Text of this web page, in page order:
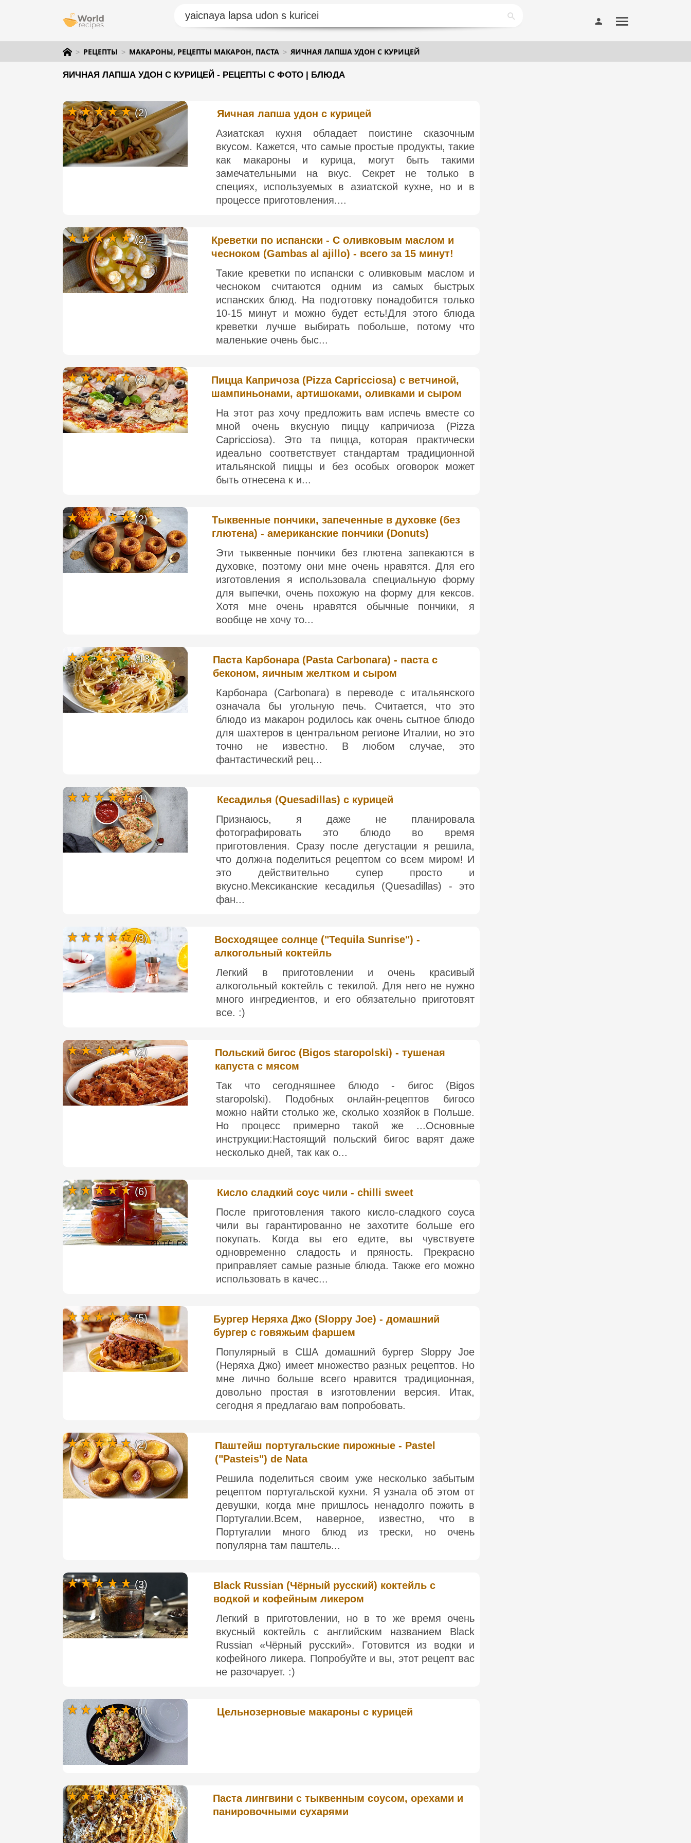
РЕЦЕПТЫ МАКАРОНЫ, РЕЦЕПТЫ МАКАРОН, ПАСТА ЯИЧНАЯ ЛАПША УДОН С КУРИЦЕЙ
ЯИЧНАЯ ЛАПША УДОН С КУРИЦЕЙ - РЕЦЕПТЫ С ФОТО | БЛЮДА
Яичная лапша удон с курицей
Азиатская кухня обладает поистине сказочным
вкусом. Кажется, что самые простые продукты, такие
как макароны и курица, могут быть такими
замечательными на вкус. Секрет не только в
специях, используемых в азиатской кухне, но и в
процессе приготовления....
(2)
Креветки по испански - С оливковым маслом и
чесноком (Gambas al ajillo) - всего за 15 минут!
Такие креветки по испански с оливковым маслом и
чесноком считаются одним из самых быстрых
испанских блюд. На подготовку понадобится только
10-15 минут и можно будет есть!Для этого блюда
креветки лучше выбирать побольше, потому что
маленькие очень быс...
(2)
Пицца Капричоза (Pizza Capricciosa) с ветчиной,
шампиньонами, артишоками, оливками и сыром
На этот раз хочу предложить вам испечь вместе со
мной очень вкусную пиццу капричиоза (Pizza
Capricciosa). Это та пицца, которая практически
идеально соответствует стандартам традиционной
итальянской пиццы и без особых оговорок может
быть отнесена к и...
(2)
Тыквенные пончики, запеченные в духовке (без
глютена) - американские пончики (Donuts)
Эти тыквенные пончики без глютена запекаются в
духовке, поэтому они мне очень нравятся. Для его
изготовления я использовала специальную форму
для выпечки, очень похожую на форму для кексов.
Хотя мне очень нравятся обычные пончики, я
вообще не хочу то...
(2)
Паста Карбонара (Pasta Carbonara) - паста с
беконом, яичным желтком и сыром
Карбонара (Carbonara) в переводе с итальянского
означала бы угольную печь. Считается, что это
блюдо из макарон родилось как очень сытное блюдо
для шахтеров в центральном регионе Италии, но это
точно не известно. В любом случае, это
фантастический рец...
(13)
Кесадилья (Quesadillas) с курицей
Признаюсь, я даже не планировала
фотографировать это блюдо во время
приготовления. Сразу после дегустации я решила,
что должна поделиться рецептом со всем миром! И
это действительно супер просто и
вкусно.Мексиканские кесадилья (Quesadillas) - это
фан...
(1)
Восходящее солнце ("Tequila Sunrise") -
алкогольный коктейль
Легкий в приготовлении и очень красивый
алкогольный коктейль с текилой. Для него не нужно
много ингредиентов, и его обязательно приготовят
все. :)
(3)
Польский бигос (Bigos staropolski) - тушеная
капуста с мясом
Так что сегодняшнее блюдо - бигос (Bigos
staropolski). Подобных онлайн-рецептов бигосо
можно найти столько же, сколько хозяйок в Польше.
Но процесс примерно такой же ...Основные
инструкции:Настоящий польский бигос варят даже
несколько дней, так как о...
(2)
Кисло сладкий соус чили - chilli sweet
После приготовления такого кисло-сладкого соуса
чили вы гарантированно не захотите больше его
покупать. Когда вы его едите, вы чувствуете
одновременно сладость и пряность. Прекрасно
приправляет самые разные блюда. Также его можно
использовать в качес...
(6)
Бургер Неряха Джо (Sloppy Joe) - домашний
бургер с говяжьим фаршем
Популярный в США домашний бургер Sloppy Joe
(Неряха Джо) имеет множество разных рецептов. Но
мне лично больше всего нравится традиционная,
довольно простая в изготовлении версия. Итак,
сегодня я предлагаю вам попробовать.
(5)
Паштейш португальские пирожные - Pastel
("Pasteis") de Nata
Решила поделиться своим уже несколько забытым
рецептом португальской кухни. Я узнала об этом от
девушки, когда мне пришлось ненадолго пожить в
Португалии.Всем, наверное, известно, что в
Португалии много блюд из трески, но очень
популярна там паштель...
(2)
Black Russian (Чёрный русский) коктейль с
водкой и кофейным ликером
Легкий в приготовлении, но в то же время очень
вкусный коктейль с английским названием Black
Russian «Чёрный русский». Готовится из водки и
кофейного ликера. Попробуйте и вы, этот рецепт вас
не разочарует. :)
(3)
Цельнозерновые макароны с курицей
(1)
Паста лингвини с тыквенным соусом, орехами и
панировочными сухарями
(1)